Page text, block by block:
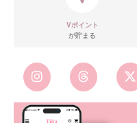
Vポイント
が貯まる